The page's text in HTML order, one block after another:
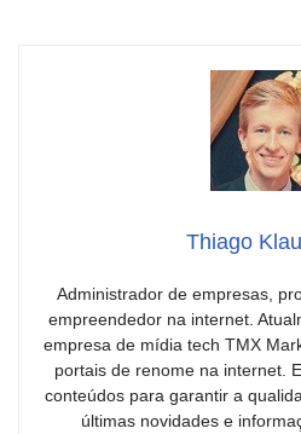
Thiago
Administrador de empresas,
empreendedor na internet.
empresa de mídia tech TMX
portais de renome na internet.
conteúdos para garantir a
últimas novidades e